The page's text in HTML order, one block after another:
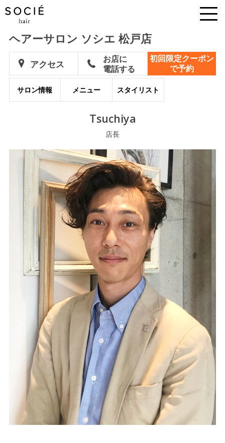
ヘアーサロン ソシエ 松戸店
アクセス
お店に
電話する
初回限定クーポン
で予約
サロン情報 メニュー スタイリスト
Tsuchiya
店長